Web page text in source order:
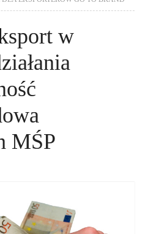
w
MŚP